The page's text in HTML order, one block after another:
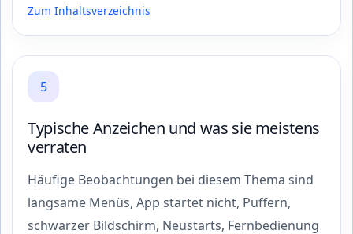
Zum Inhaltsverzeichnis
5
Typische Anzeichen und was sie meistens
verraten
Häufige Beobachtungen bei diesem Thema sind
langsame Menüs, App startet nicht, Puffern,
schwarzer Bildschirm, Neustarts, Fernbedienung